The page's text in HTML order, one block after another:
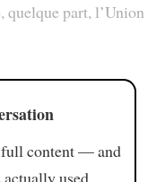
part, l’Union
full content — and
used.